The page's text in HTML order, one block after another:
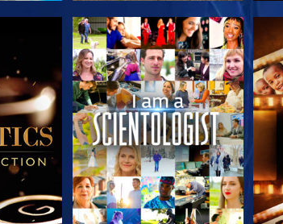
SERIE ENTDECKEN